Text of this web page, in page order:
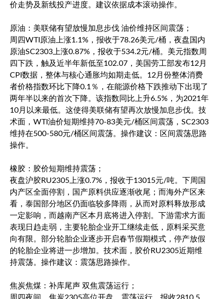
价走势及新线投产进度。建议依据成本滚动操作。
原油：美联储有望放慢加息步伐 油价维持区间震荡；
周四WTI原油上涨1.1%，报收于78.26美元/桶，夜盘国内
原油SC2303上涨0.87%，报收于534.2元/桶。 美元指数周
四下跌，触及近半年新低至102.07，美国劳工部发布12月
CPI数据，整体与核心通胀均如期走低。12月份整体消费
者价格指数环比下降0.1％，在能源价格下跌推动下出现了
两年半以来的首次下降。该指数同比上升6.5%，为2021年
10月以来最低。这使得美联储有望再次放慢加息步伐。技
术面，WTI油价短期维持70-83美元/桶区间震荡，SC2303
维持在500-580元/桶区间震荡。操作建议：区间震荡思路
操作。
橡胶：胶价短期维持震荡；
夜盘沪胶RU2305上涨0.7%，报收于13015元/吨。下周国
内产区全面停割，国产原料供应逐渐收尾；而海外产区来
看，泰国部分地区仍面临较多降雨，从而对原料释放形成
一定影响，而越南产区本月底将进入停割。下游需求方面
表现日趋走弱，主要轮胎企业开工继续走低，原料采买意
向有限。部分轮胎企业逐步开启春节假期模式，停产放假
的轮胎企业将进一步增加。技术面，胶价RU2305近期维
持震荡。操作建议：震荡思路操作。
焦炭焦煤：补库尾声 双焦震荡运行；
周四夜间，焦炭2305高位开盘，震荡运行，报收2810.5，